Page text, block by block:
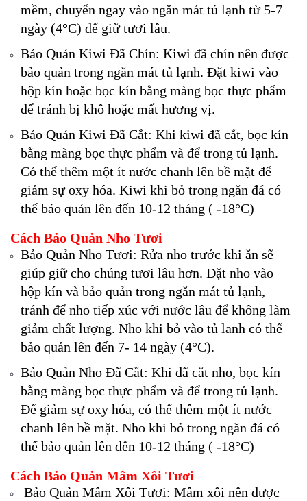
mềm, chuyển ngay vào ngăn mát tủ lạnh từ 5-7
ngày (4°C) để giữ tươi lâu.
Bảo Quản Kiwi Đã Chín: Kiwi đã chín nên được
bảo quản trong ngăn mát tủ lạnh. Đặt kiwi vào
hộp kín hoặc bọc kín bằng màng bọc thực phẩm
để tránh bị khô hoặc mất hương vị.
Bảo Quản Kiwi Đã Cắt: Khi kiwi đã cắt, bọc kín
bằng màng bọc thực phẩm và để trong tủ lạnh.
Có thể thêm một ít nước chanh lên bề mặt để
giảm sự oxy hóa. Kiwi khi bỏ trong ngăn đá có
thể bảo quản lên đến 10-12 tháng ( -18°C)
Cách Bảo Quản Nho Tươi
Bảo Quản Nho Tươi: Rửa nho trước khi ăn sẽ
giúp giữ cho chúng tươi lâu hơn. Đặt nho vào
hộp kín và bảo quản trong ngăn mát tủ lạnh,
tránh để nho tiếp xúc với nước lâu để không làm
giảm chất lượng. Nho khi bỏ vào tủ lanh có thể
bảo quản lên đến 7- 14 ngày (4°C).
Bảo Quản Nho Đã Cắt: Khi đã cắt nho, bọc kín
bằng màng bọc thực phẩm và để trong tủ lạnh.
Để giảm sự oxy hóa, có thể thêm một ít nước
chanh lên bề mặt. Nho khi bỏ trong ngăn đá có
thể bảo quản lên đến 10-12 tháng ( -18°C)
Cách Bảo Quản Mâm Xôi Tươi
Bảo Quản Mâm Xôi Tươi: Mâm xôi nên được